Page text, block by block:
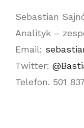
Sebastian
Analityk –
Email:
Twitter:
Telefon. 501